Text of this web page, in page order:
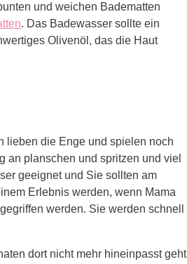
und weichen Badematten
. Das Badewasser sollte ein
Olivenöl, das die Haut
lieben die Enge und spielen noch
an planschen und spritzen und viel
geeignet und Sie sollten am
Erlebnis werden, wenn Mama
werden. Sie werden schnell
dort nicht mehr hineinpasst geht